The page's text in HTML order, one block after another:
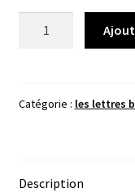
j'écris
Catégorie : les lettres
Description